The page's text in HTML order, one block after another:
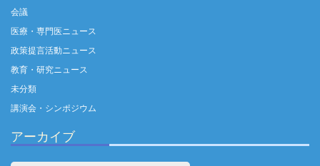
会議
医療・専門医ニュース
政策提言活動ニュース
教育・研究ニュース
未分類
講演会・シンポジウム
アーカイブ